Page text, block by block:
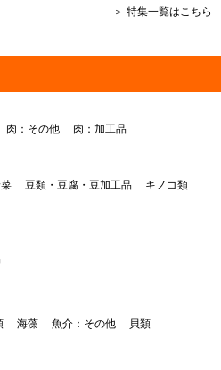
＞ 特集一覧はこちら
肉：その他 肉：加工品
豆類・豆腐・豆加工品
キノコ類
海藻 魚介：その他 貝類